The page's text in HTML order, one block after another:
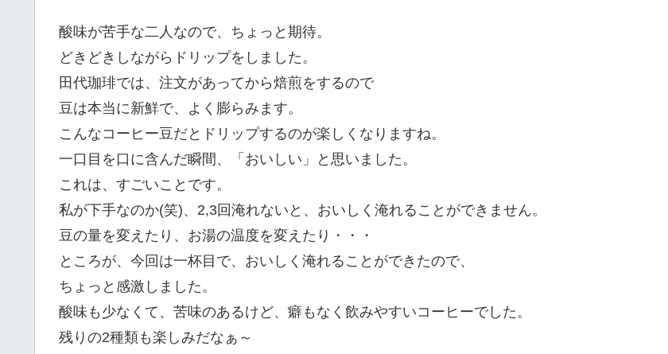
酸味が苦手な二人なので、ちょっと期待。
どきどきしながらドリップをしました。
田代珈琲では、注文があってから焙煎をするので
豆は本当に新鮮で、よく膨らみます。
こんなコーヒー豆だとドリップするのが楽しくなりますね。
一口目を口に含んだ瞬間、「おいしい」と思いました。
これは、すごいことです。
私が下手なのか(笑)、2,3回淹れないと、おいしく淹れることができません。
豆の量を変えたり、お湯の温度を変えたり・・・
ところが、今回は一杯目で、おいしく淹れることができたので、
ちょっと感激しました。
酸味も少なくて、苦味のあるけど、癖もなく飲みやすいコーヒーでした。
残りの2種類も楽しみだなぁ～